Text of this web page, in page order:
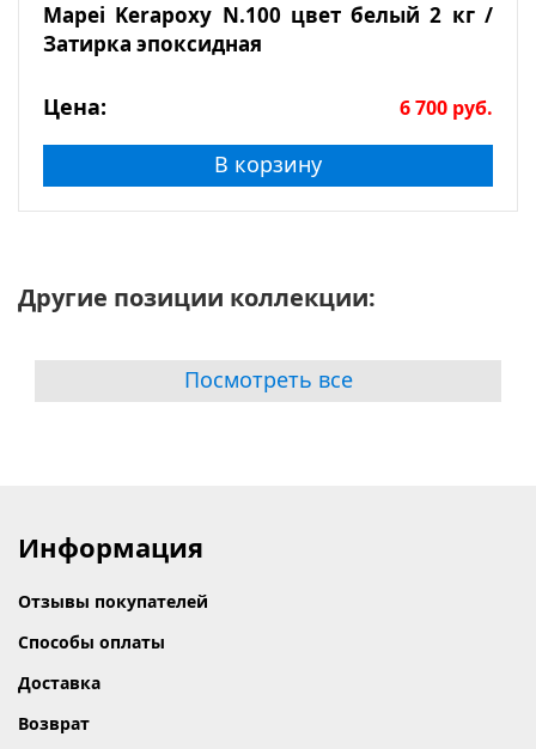
Mapei Kerapoxy N.100 цвет белый 2 кг /
Затирка эпоксидная
Цена: 6 700 руб.
В корзину
Другие позиции коллекции:
Посмотреть все
Информация
Отзывы покупателей
Способы оплаты
Доставка
Возврат